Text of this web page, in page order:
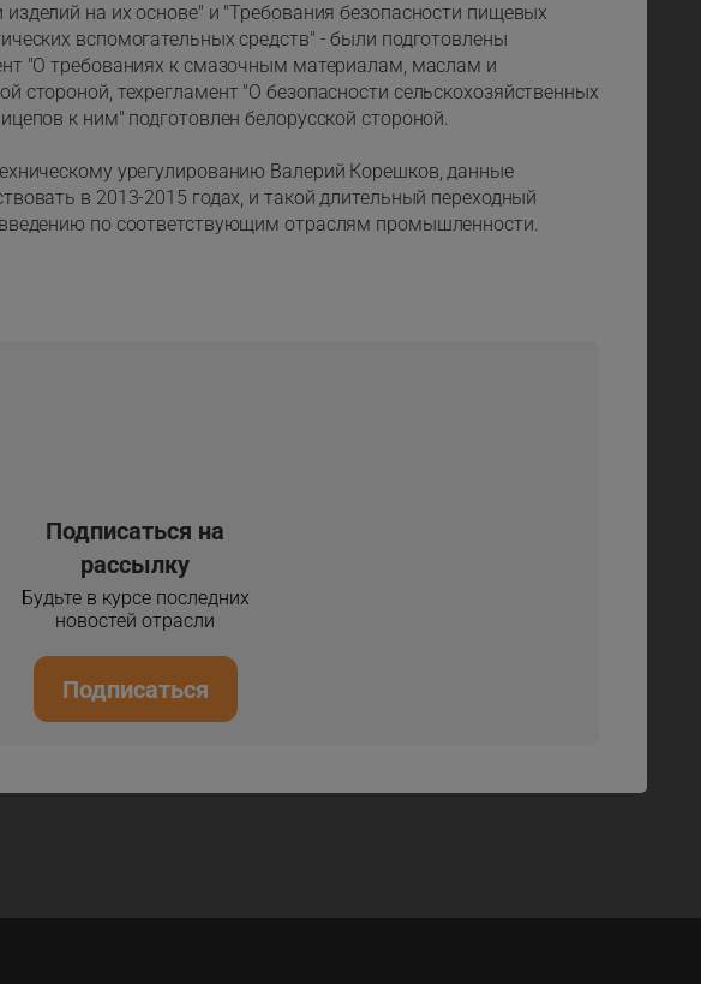
на их основе" и "Требования безопасности пищевых
вспомогательных средств" - были подготовлены
"О требованиях к смазочным материалам, маслам и
стороной, техрегламент "О безопасности сельскохозяйственных
к ним" подготовлен белорусской стороной.
урегулированию Валерий Корешков, данные
в 2013-2015 годах, и такой длительный переходный
по соответствующим отраслям промышленности.
Подписаться на
рассылку
Будьте в курсе последних
новостей отрасли
Подписаться